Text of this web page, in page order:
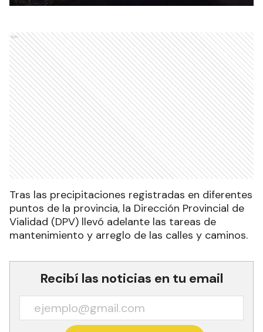
Ads
Tras las precipitaciones registradas en diferentes
puntos de la provincia, la Dirección Provincial de
Vialidad (DPV) llevó adelante las tareas de
mantenimiento y arreglo de las calles y caminos.
Recibí las noticias en tu email